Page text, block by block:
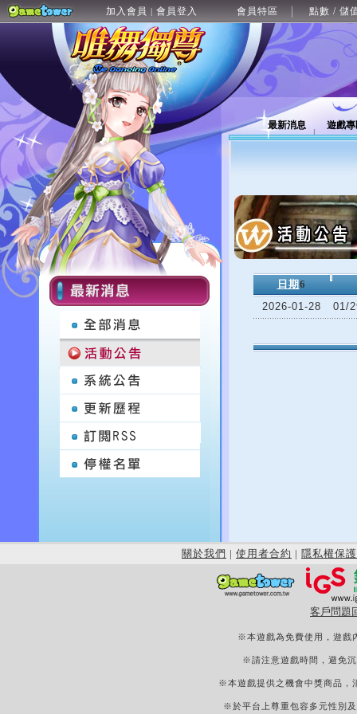
加入會員 | 會員登入 會員特區 點數 / 儲
最新消息 遊戲
日期 6
2026-01-28
01/
關於我們 | 使用者合約 | 隱私權保護
客戶問題
※本遊戲為免費使用，遊戲
※請注意遊戲時間，避免
※本遊戲提供之機會中獎商品，
※於平台上尊重包容多元性別